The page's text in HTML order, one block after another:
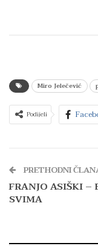
Miro Jelečević
Podijeli
PRETHODNI
FRANJO ASIŠKI –
SVIMA